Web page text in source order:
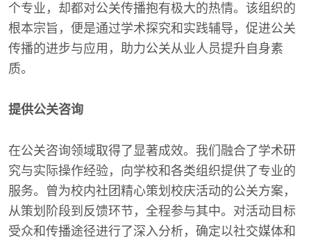
个专业，却都对公关传播抱有极大的热情。该组织的
根本宗旨，便是通过学术探究和实践辅导，促进公关
传播的进步与应用，助力公关从业人员提升自身素
质。
提供公关咨询
在公关咨询领域取得了显著成效。我们融合了学术研
究与实际操作经验，向学校和各类组织提供了专业的
服务。曾为校内社团精心策划校庆活动的公关方案，
从策划阶段到反馈环节，全程参与其中。对活动目标
受众和传播途径进行了深入分析，确定以社交媒体和